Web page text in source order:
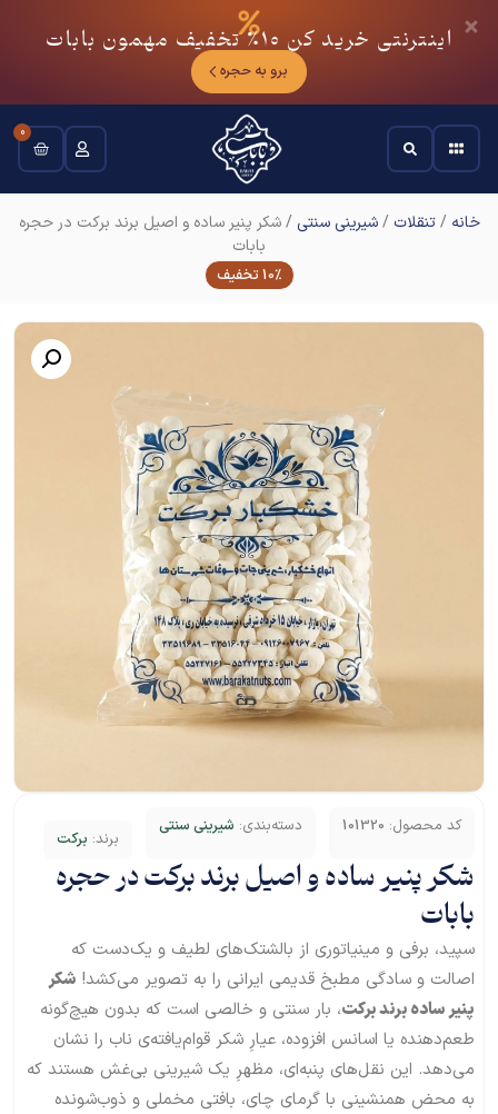
اینترنتی خرید کن 10٪ تخفیف مهمون بابات
برو به حجره
0
خانه /تنقلات /شیرینی سنتی / شکر پنیر ساده و اصیل برند برکت در حجره
بابات
10% تخفیف
کد محصول: 101320 دسته‌بندی: شیرینی سنتی
برند: برکت
شکر پنیر ساده و اصیل برند برکت در حجره
بابات
سپید، برفی و مینیاتوری از بالشتک‌های لطیف و یک‌دست که
اصالت و سادگی مطبخ قدیمی ایرانی را به تصویر می‌کشد! شکر
پنیر ساده برند برکت، بار سنتی و خالصی است که بدون هیچ‌گونه
طعم‌دهنده یا اسانس افزوده، عیارِ شکر قوام‌یافته‌ی ناب را نشان
می‌دهد. این نقل‌های پنبه‌ای، مظهرِ یک شیرینی بی‌غش هستند که
به محض همنشینی با گرمای چای، بافتی مخملی و ذوب‌شونده